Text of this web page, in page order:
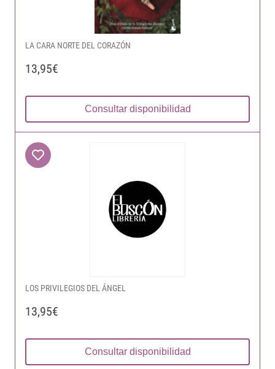
LA CARA NORTE DEL CORAZÓN
13,95€
Consultar disponibilidad
LOS PRIVILEGIOS DEL ÁNGEL
13,95€
Consultar disponibilidad